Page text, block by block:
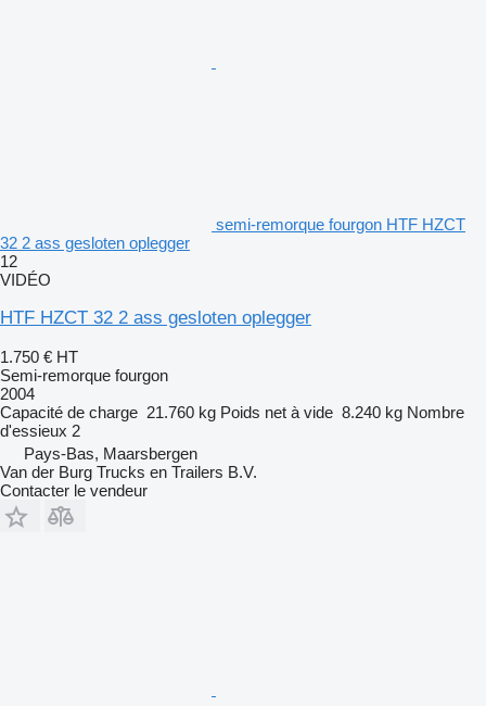
semi-remorque fourgon HTF HZCT
32 2 ass gesloten oplegger
12
VIDÉO
HTF HZCT 32 2 ass gesloten oplegger
1.750 € HT
Semi-remorque fourgon
2004
Capacité de charge 21.760 kg Poids net à vide 8.240 kg Nombre
d'essieux 2
Pays-Bas, Maarsbergen
Van der Burg Trucks en Trailers B.V.
Contacter le vendeur